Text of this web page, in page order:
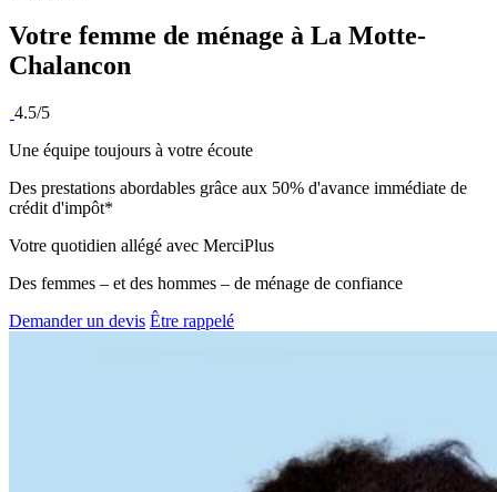
Votre femme de ménage à La Motte-
Chalancon
4.5/5
Une équipe toujours à votre écoute
Des prestations abordables grâce aux 50% d'avance immédiate de
crédit d'impôt*
Votre quotidien allégé avec MerciPlus
Des femmes – et des hommes – de ménage de confiance
Demander un devis Être rappelé